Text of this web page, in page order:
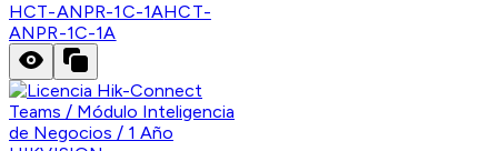
HCT-ANPR-1C-1AHCT-
ANPR-1C-1A